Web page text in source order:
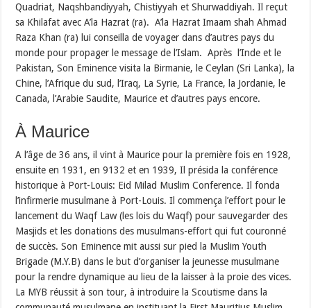
Quadriat, Naqshbandiyyah, Chistiyyah et Shurwaddiyah. Il reçut
sa Khilafat avec A’la Hazrat (ra). A’la Hazrat Imaam shah Ahmad
Raza Khan (ra) lui conseilla de voyager dans d’autres pays du
monde pour propager le message de l’Islam. Après l’Inde et le
Pakistan, Son Eminence visita la Birmanie, le Ceylan (Sri Lanka), la
Chine, l’Afrique du sud, l’Iraq, La Syrie, La France, la Jordanie, le
Canada, l’Arabie Saudite, Maurice et d’autres pays encore.
À Maurice
A l’âge de 36 ans, il vint à Maurice pour la première fois en 1928,
ensuite en 1931, en 9132 et en 1939, Il présida la conférence
historique à Port-Louis: Eid Milad Muslim Conference. Il fonda
l’infirmerie musulmane à Port-Louis. Il commença l’effort pour le
lancement du Waqf Law (les lois du Waqf) pour sauvegarder des
Masjids et les donations des musulmans-effort qui fut couronné
de succès. Son Eminence mit aussi sur pied la Muslim Youth
Brigade (M.Y.B) dans le but d’organiser la jeunesse musulmane
pour la rendre dynamique au lieu de la laisser à la proie des vices.
La MYB réussit à son tour, à introduire la Scoutisme dans la